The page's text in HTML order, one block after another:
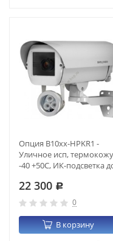
Опция B10xx-HPKR1 -
Уличное исп,
-40 +50С, ИК-подсветка
802.3at
22 300 Р
0
В корзину